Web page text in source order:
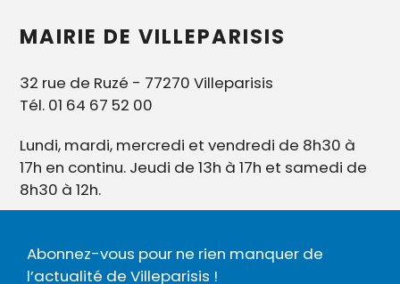
MAIRIE DE VILLEPARISIS
32 rue de Ruzé - 77270 Villeparisis
Tél. 01 64 67 52 00
Lundi, mardi, mercredi et vendredi de 8h30 à
17h en continu. Jeudi de 13h à 17h et samedi de
8h30 à 12h.
Abonnez-vous pour ne rien manquer de
l’actualité de Villeparisis !